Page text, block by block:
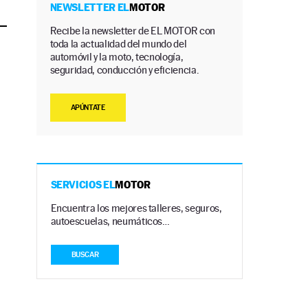
NEWSLETTER ELMOTOR
Recibe la newsletter de EL MOTOR con
toda la actualidad del mundo del
automóvil y la moto, tecnología,
seguridad, conducción y eficiencia.
APÚNTATE
SERVICIOS ELMOTOR
Encuentra los mejores talleres, seguros,
autoescuelas, neumáticos…
BUSCAR